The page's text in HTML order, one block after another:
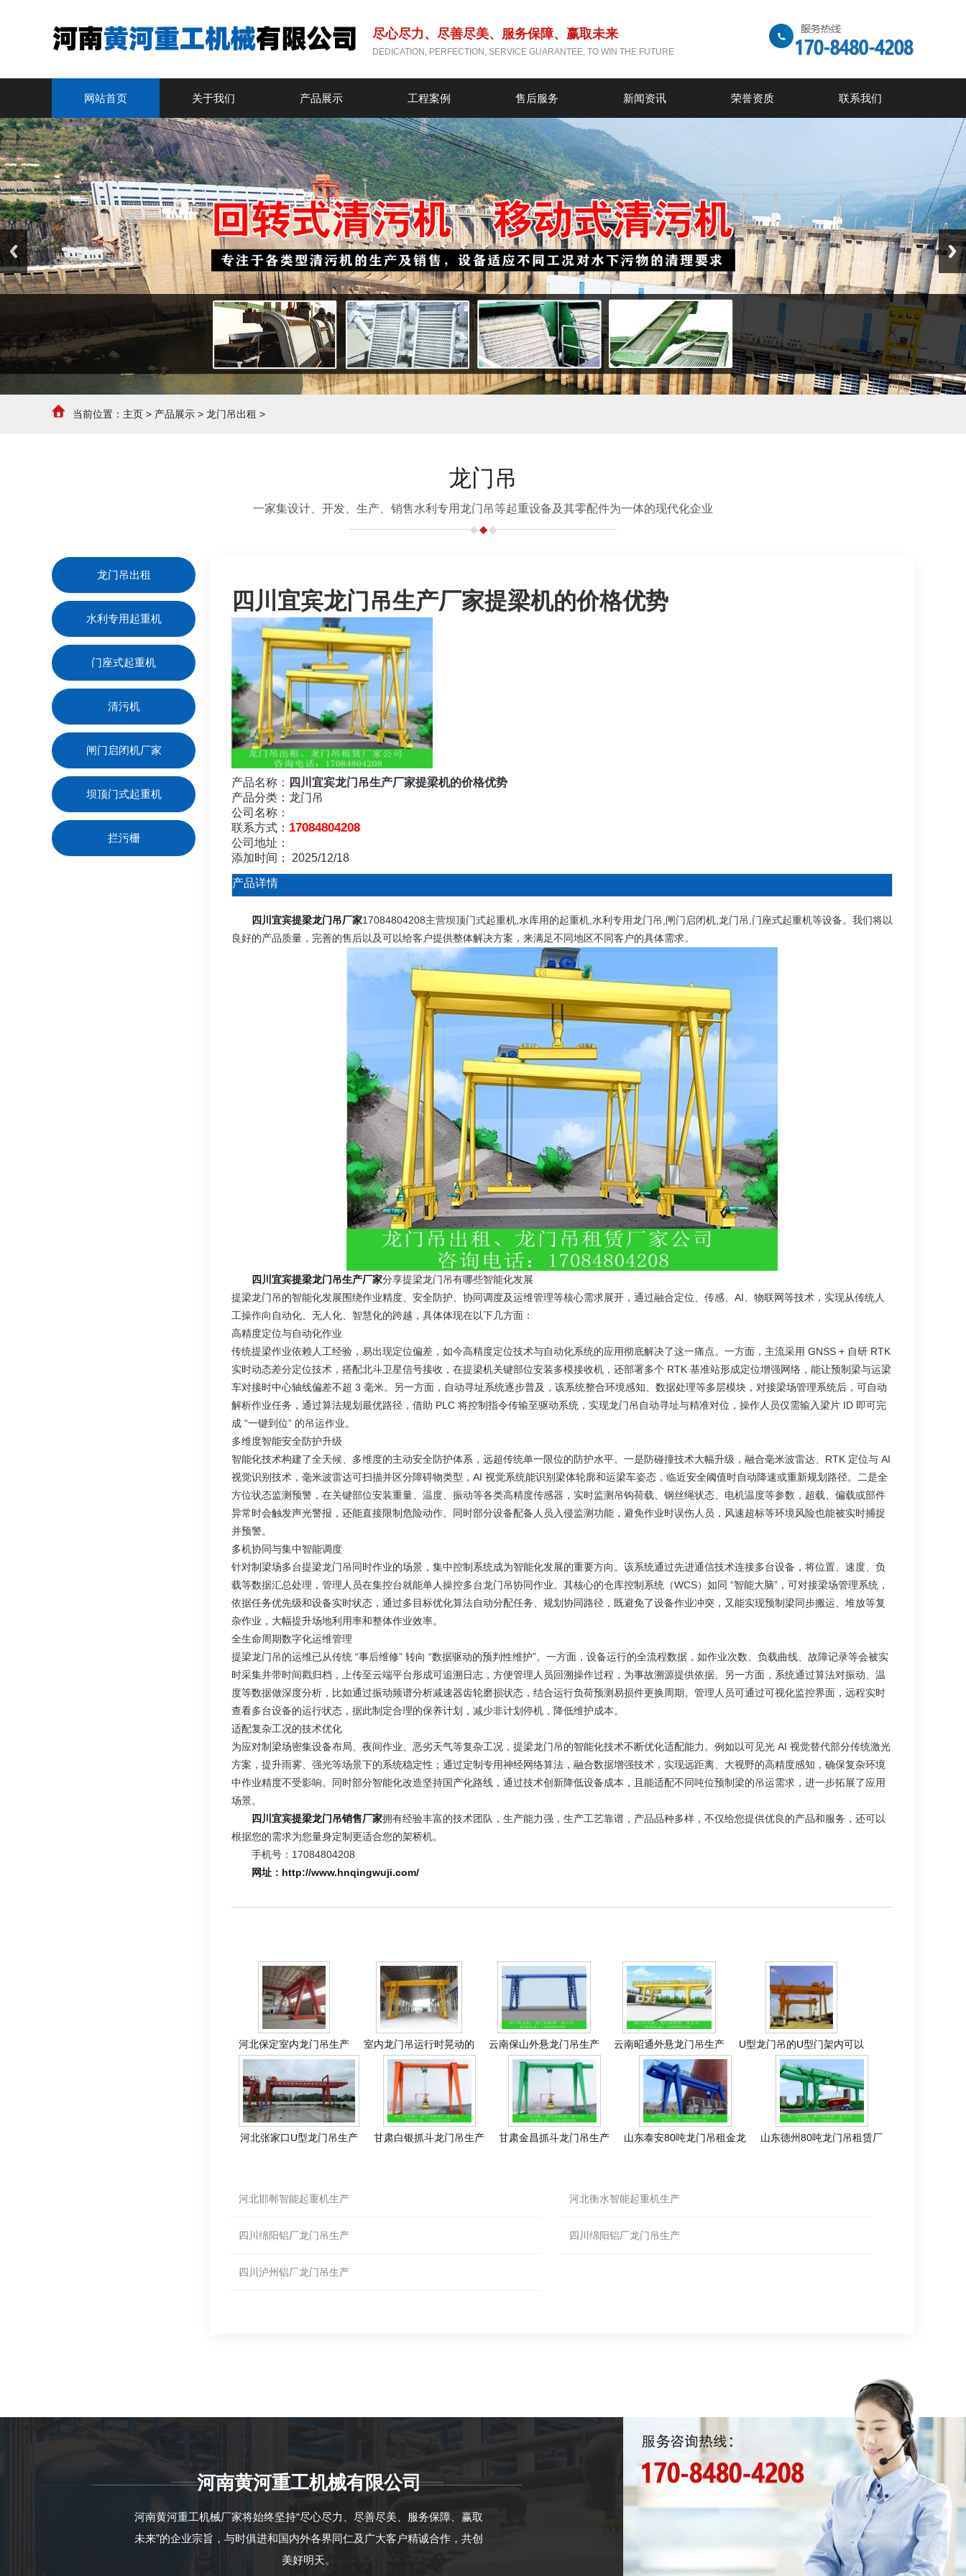
尽心尽力、尽善尽美、服务保障、赢取未来
DEDICATION, PERFECTION, SERVICE GUARANTEE, TO WIN THE FUTURE
网站首页 关于我们 产品展示 工程案例 售后服务 新闻资讯 荣誉资质 联系我们
当前位置： 主页 > 产品展示 > 龙门吊出租 >
龙门吊
一家集设计、开发、生产、销售水利专用龙门吊等起重设备及其零配件为一体的现代化企业
龙门吊出租
水利专用起重机
门座式起重机
清污机
闸门启闭机厂家
坝顶门式起重机
拦污栅
四川宜宾龙门吊生产厂家提梁机的价格优势
产品名称： 四川宜宾龙门吊生产厂家提梁机的价格优势
产品分类： 龙门吊
公司名称：
联系方式： 17084804208
公司地址：
添加时间：
2025/12/18
产品详情
四川宜宾提梁龙门吊厂家17084804208主营坝顶门式起重机,水库用的起重机,水利专用龙门吊,闸门启闭机,龙门吊,门座式起重机等设备。我们将以
良好的产品质量，完善的售后以及可以给客户提供整体解决方案，来满足不同地区不同客户的具体需求。
四川宜宾提梁龙门吊生产厂家分享提梁龙门吊有哪些智能化发展
提梁龙门吊的智能化发展围绕作业精度、安全防护、协同调度及运维管理等核心需求展开，通过融合定位、传感、AI、物联网等技术，实现从传统人
工操作向自动化、无人化、智慧化的跨越，具体体现在以下几方面：
高精度定位与自动化作业
传统提梁作业依赖人工经验，易出现定位偏差，如今高精度定位技术与自动化系统的应用彻底解决了这一痛点。一方面，主流采用 GNSS + 自研 RTK
实时动态差分定位技术，搭配北斗卫星信号接收，在提梁机关键部位安装多模接收机，还部署多个 RTK 基准站形成定位增强网络，能让预制梁与运梁
车对接时中心轴线偏差不超 3 毫米。另一方面，自动寻址系统逐步普及，该系统整合环境感知、数据处理等多层模块，对接梁场管理系统后，可自动
解析作业任务，通过算法规划最优路径，借助 PLC 将控制指令传输至驱动系统，实现龙门吊自动寻址与精准对位，操作人员仅需输入梁片 ID 即可完
成 “一键到位” 的吊运作业。
多维度智能安全防护升级
智能化技术构建了全天候、多维度的主动安全防护体系，远超传统单一限位的防护水平。一是防碰撞技术大幅升级，融合毫米波雷达、RTK 定位与 AI
视觉识别技术，毫米波雷达可扫描并区分障碍物类型，AI 视觉系统能识别梁体轮廓和运梁车姿态，临近安全阈值时自动降速或重新规划路径。二是全
方位状态监测预警，在关键部位安装重量、温度、振动等各类高精度传感器，实时监测吊钩荷载、钢丝绳状态、电机温度等参数，超载、偏载或部件
异常时会触发声光警报，还能直接限制危险动作。同时部分设备配备人员入侵监测功能，避免作业时误伤人员，风速超标等环境风险也能被实时捕捉
并预警。
多机协同与集中智能调度
针对制梁场多台提梁龙门吊同时作业的场景，集中控制系统成为智能化发展的重要方向。该系统通过先进通信技术连接多台设备，将位置、速度、负
载等数据汇总处理，管理人员在集控台就能单人操控多台龙门吊协同作业。其核心的仓库控制系统（WCS）如同 “智能大脑”，可对接梁场管理系统，
依据任务优先级和设备实时状态，通过多目标优化算法自动分配任务、规划协同路径，既避免了设备作业冲突，又能实现预制梁同步搬运、堆放等复
杂作业，大幅提升场地利用率和整体作业效率。
全生命周期数字化运维管理
提梁龙门吊的运维已从传统 “事后维修” 转向 “数据驱动的预判性维护”。一方面，设备运行的全流程数据，如作业次数、负载曲线、故障记录等会被实
时采集并带时间戳归档，上传至云端平台形成可追溯日志，方便管理人员回溯操作过程，为事故溯源提供依据。另一方面，系统通过算法对振动、温
度等数据做深度分析，比如通过振动频谱分析减速器齿轮磨损状态，结合运行负荷预测易损件更换周期。管理人员可通过可视化监控界面，远程实时
查看多台设备的运行状态，据此制定合理的保养计划，减少非计划停机，降低维护成本。
适配复杂工况的技术优化
为应对制梁场密集设备布局、夜间作业、恶劣天气等复杂工况，提梁龙门吊的智能化技术不断优化适配能力。例如以可见光 AI 视觉替代部分传统激光
方案，提升雨雾、强光等场景下的系统稳定性；通过定制专用神经网络算法，融合数据增强技术，实现远距离、大视野的高精度感知，确保复杂环境
中作业精度不受影响。同时部分智能化改造坚持国产化路线，通过技术创新降低设备成本，且能适配不同吨位预制梁的吊运需求，进一步拓展了应用
场景。
四川宜宾提梁龙门吊销售厂家拥有经验丰富的技术团队，生产能力强，生产工艺靠谱，产品品种多样，不仅给您提供优良的产品和服务，还可以
根据您的需求为您量身定制更适合您的架桥机。
手机号：17084804208
网址：http://www.hnqingwuji.com/
河北保定室内龙门吊生产 室内龙门吊运行时晃动的 云南保山外悬龙门吊生产 云南昭通外悬龙门吊生产 U型龙门吊的U型门架内可以
河北张家口U型龙门吊生产 甘肃白银抓斗龙门吊生产 甘肃金昌抓斗龙门吊生产 山东泰安80吨龙门吊租金龙 山东德州80吨龙门吊租赁厂
河北邯郸智能起重机生产 河北衡水智能起重机生产
四川绵阳铝厂龙门吊生产 四川绵阳铝厂龙门吊生产
四川泸州铝厂龙门吊生产
河南黄河重工机械有限公司
河南黄河重工机械厂家将始终坚持“尽心尽力、尽善尽美、服务保障、赢取
未来”的企业宗旨，与时俱进和国内外各界同仁及广大客户精诚合作，共创
美好明天。